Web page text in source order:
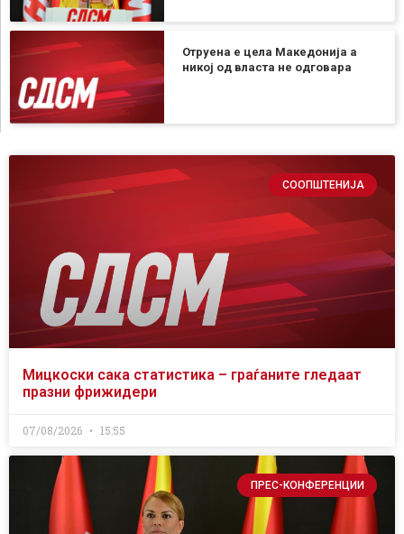
Отруена е цела Македонија а
никој од власта не одговара
СООПШТЕНИЈА
Мицкоски сака статистика – граѓаните гледаат
празни фрижидери
07/08/2026 15:55
ПРЕС-КОНФЕРЕНЦИИ